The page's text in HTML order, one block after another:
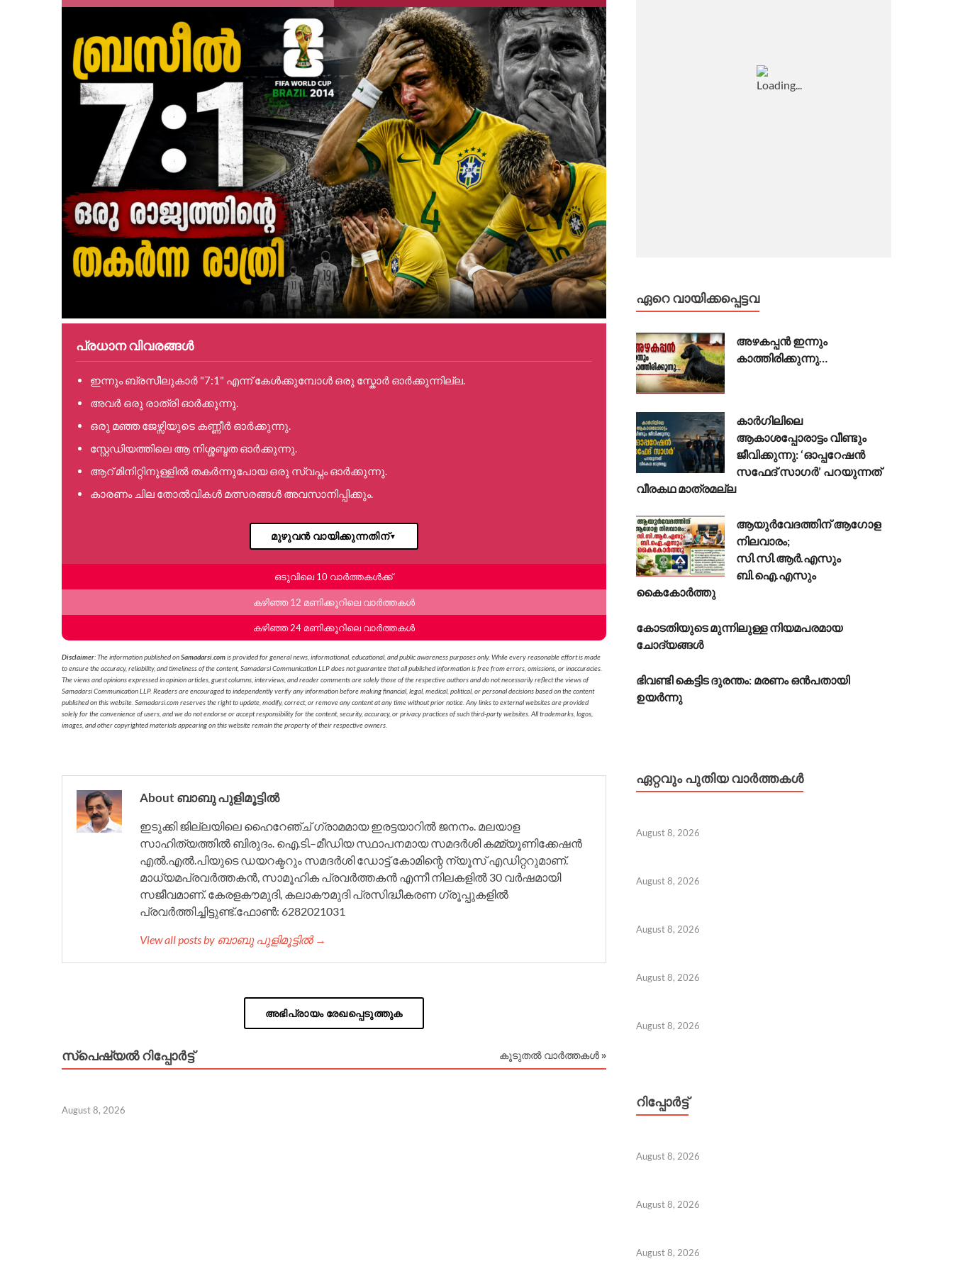
പ്രധാന വിവരങ്ങൾ
ഇന്നും ബ്രസീലുകാർ "7:1" എന്ന് കേൾക്കുമ്പോൾ ഒരു സ്കോർ ഓർക്കുന്നില്ല.
അവർ ഒരു രാത്രി ഓർക്കുന്നു.
ഒരു മഞ്ഞ ജേഴ്സിയുടെ കണ്ണീർ ഓർക്കുന്നു.
സ്റ്റേഡിയത്തിലെ ആ നിശ്ശബ്ദത ഓർക്കുന്നു.
ആറ് മിനിറ്റിനുള്ളിൽ തകർന്നുപോയ ഒരു സ്വപ്നം ഓർക്കുന്നു.
കാരണം ചില തോൽവികൾ മത്സരങ്ങൾ അവസാനിപ്പിക്കും.
മുഴുവൻ വായിക്കുന്നതിന്▼
ഒടുവിലെ 10 വാർത്തകൾക്ക്
കഴിഞ്ഞ 12 മണിക്കൂറിലെ വാർത്തകൾ
കഴിഞ്ഞ 24 മണിക്കൂറിലെ വാർത്തകൾ
Disclaimer: The information published onSamadarsi.comis provided for general news, informational, educational, and public awareness purposes only. While every reasonable effort is made
to ensure the accuracy, reliability, and timeliness of the content, Samadarsi Communication LLP does not guarantee that all published information is free from errors, omissions, or inaccuracies.
The views and opinions expressed in opinion articles, guest columns, interviews, and reader comments are solely those of the respective authors and do not necessarily reflect the views of
Samadarsi Communication LLP. Readers are encouraged to independently verify any information before making financial, legal, medical, political, or personal decisions based on the content
published on this website. Samadarsi.com reserves the right to update, modify, correct, or remove any content at any time without prior notice. Any links to external websites are provided
solely for the convenience of users, and we do not endorse or accept responsibility for the content, security, accuracy, or privacy practices of such third-party websites. All trademarks, logos,
images, and other copyrighted materials appearing on this website remain the property of their respective owners.
About ബാബു പുളിമൂട്ടിൽ
ഇടുക്കി ജില്ലയിലെ ഹൈറേഞ്ച് ഗ്രാമമായ ഇരട്ടയാറിൽ ജനനം. മലയാള
സാഹിത്യത്തിൽ ബിരുദം. ഐ.ടി.–മീഡിയ സ്ഥാപനമായ സമദർശി കമ്മ്യൂണിക്കേഷൻ
എൽ.എൽ.പിയുടെ ഡയറക്ടറും സമദർശി ഡോട്ട് കോമിന്റെ ന്യൂസ് എഡിറ്ററുമാണ്.
മാധ്യമപ്രവർത്തകൻ, സാമൂഹിക പ്രവർത്തകൻ എന്നീ നിലകളിൽ 30 വർഷമായി
സജീവമാണ്. കേരളകൗമുദി, കലാകൗമുദി പ്രസിദ്ധീകരണ ഗ്രൂപ്പുകളിൽ
പ്രവർത്തിച്ചിട്ടുണ്ട്.ഫോൺ: 6282021031
View all posts by ബാബു പുളിമൂട്ടിൽ →
അഭിപ്രായം രേഖപ്പെടുത്തുക
സ്പെഷ്യൽ റിപ്പോര്‍ട്ട് കൂടുതൽ വാർത്തകൾ »
August 8, 2026 August 7, 2026
ഏറെ വായിക്കപ്പെട്ടവ
അഴകപ്പൻ ഇന്നും
കാത്തിരിക്കുന്നു…
കാർഗിലിലെ
ആകാശപ്പോരാട്ടം വീണ്ടും
ജീവിക്കുന്നു: ‘ഓപ്പറേഷൻ
സഫേദ് സാഗർ’ പറയുന്നത്
വീരകഥ മാത്രമല്ല
ആയുർവേദത്തിന് ആഗോള
നിലവാരം;
സി.സി.ആർ.എസും
ബി.ഐ.എസും
കൈകോർത്തു
കോടതിയുടെ മുന്നിലുള്ള നിയമപരമായ
ചോദ്യങ്ങൾ
ഭിവണ്ടി കെട്ടിട ദുരന്തം: മരണം ഒൻപതായി
ഉയർന്നു
ഏറ്റവും പുതിയ വാർത്തകൾ
August 8, 2026
August 8, 2026
August 8, 2026
August 8, 2026
August 8, 2026
റിപ്പോര്‍ട്ട്
August 8, 2026
August 8, 2026
August 8, 2026